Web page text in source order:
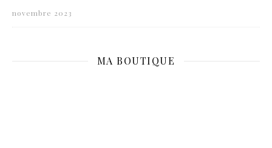
novembre 2023
MA BOUTIQUE